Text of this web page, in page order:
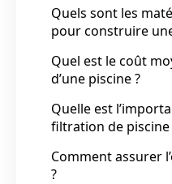
Quels sont les
pour construire
Quel est le coût
d’une piscine ?
Quelle est
filtration de piscine
Comment assurer
?